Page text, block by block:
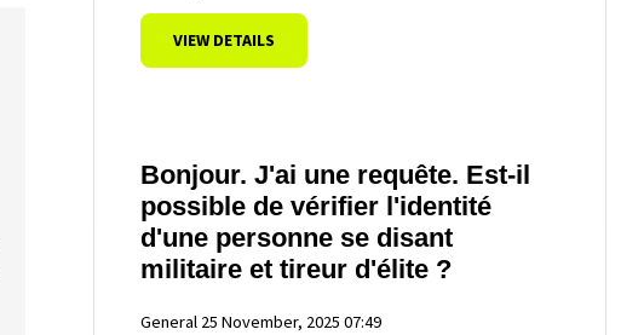
VIEW DETAILS
Bonjour. J'ai une requête. Est-il
possible de vérifier l'identité
d'une personne se disant
militaire et tireur d'élite ?
General 25 November, 2025 07:49